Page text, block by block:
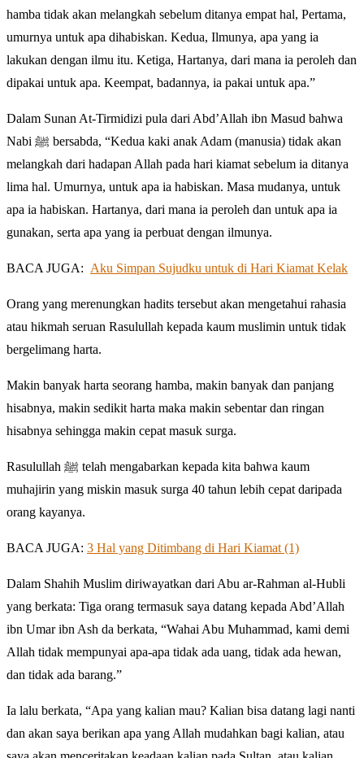
hamba tidak akan melangkah sebelum ditanya empat hal, Pertama,
umurnya untuk apa dihabiskan. Kedua, Ilmunya, apa yang ia
lakukan dengan ilmu itu. Ketiga, Hartanya, dari mana ia peroleh dan
dipakai untuk apa. Keempat, badannya, ia pakai untuk apa.”
Dalam Sunan At-Tirmidizi pula dari Abd’Allah ibn Masud bahwa
Nabi ﷺ bersabda, “Kedua kaki anak Adam (manusia) tidak akan
melangkah dari hadapan Allah pada hari kiamat sebelum ia ditanya
lima hal. Umurnya, untuk apa ia habiskan. Masa mudanya, untuk
apa ia habiskan. Hartanya, dari mana ia peroleh dan untuk apa ia
gunakan, serta apa yang ia perbuat dengan ilmunya.
BACA JUGA: Aku Simpan Sujudku untuk di Hari Kiamat Kelak
Orang yang merenungkan hadits tersebut akan mengetahui rahasia
atau hikmah seruan Rasulullah kepada kaum muslimin untuk tidak
bergelimang harta.
Makin banyak harta seorang hamba, makin banyak dan panjang
hisabnya, makin sedikit harta maka makin sebentar dan ringan
hisabnya sehingga makin cepat masuk surga.
Rasulullah ﷺ telah mengabarkan kepada kita bahwa kaum
muhajirin yang miskin masuk surga 40 tahun lebih cepat daripada
orang kayanya.
BACA JUGA: 3 Hal yang Ditimbang di Hari Kiamat (1)
Dalam Shahih Muslim diriwayatkan dari Abu ar-Rahman al-Hubli
yang berkata: Tiga orang termasuk saya datang kepada Abd’Allah
ibn Umar ibn Ash da berkata, “Wahai Abu Muhammad, kami demi
Allah tidak mempunyai apa-apa tidak ada uang, tidak ada hewan,
dan tidak ada barang.”
Ia lalu berkata, “Apa yang kalian mau? Kalian bisa datang lagi nanti
dan akan saya berikan apa yang Allah mudahkan bagi kalian, atau